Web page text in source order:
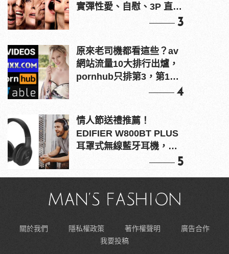
實彈性愛、自慰、3P 直接
3
原來老司機都看這些？av
網站流量10大排行出爐，
pornhub只排第3，第1名
4
情人節送禮推薦！
EDIFIER W800BT PLUS
耳罩式無線藍牙耳機，在
5
關於我們 隱私權政策 著作權聲明
廣告合作
我要投稿